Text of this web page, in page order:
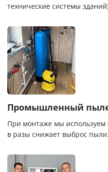
технические системы
Промышленный
При монтаже мы
в разы снижает выброс пыли.